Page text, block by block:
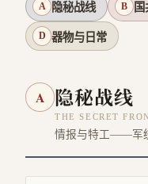
A 隐秘战线 B
D 器物与日常
A 隐秘战线
THE SECRET
情报与特工——军